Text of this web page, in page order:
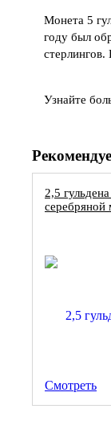
Монета 5
году был
Узнайте
2,5
серебряной
Смотреть